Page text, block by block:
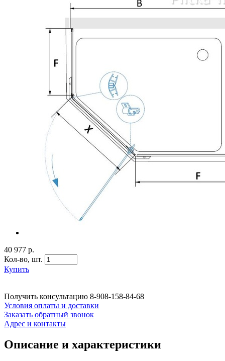
40 977 р.
Кол-во, шт.
Купить
Получить консультацию 8-908-158-84-68
Условия оплаты и доставки
Заказать обратный звонок
Адрес и контакты
Описание и характеристики